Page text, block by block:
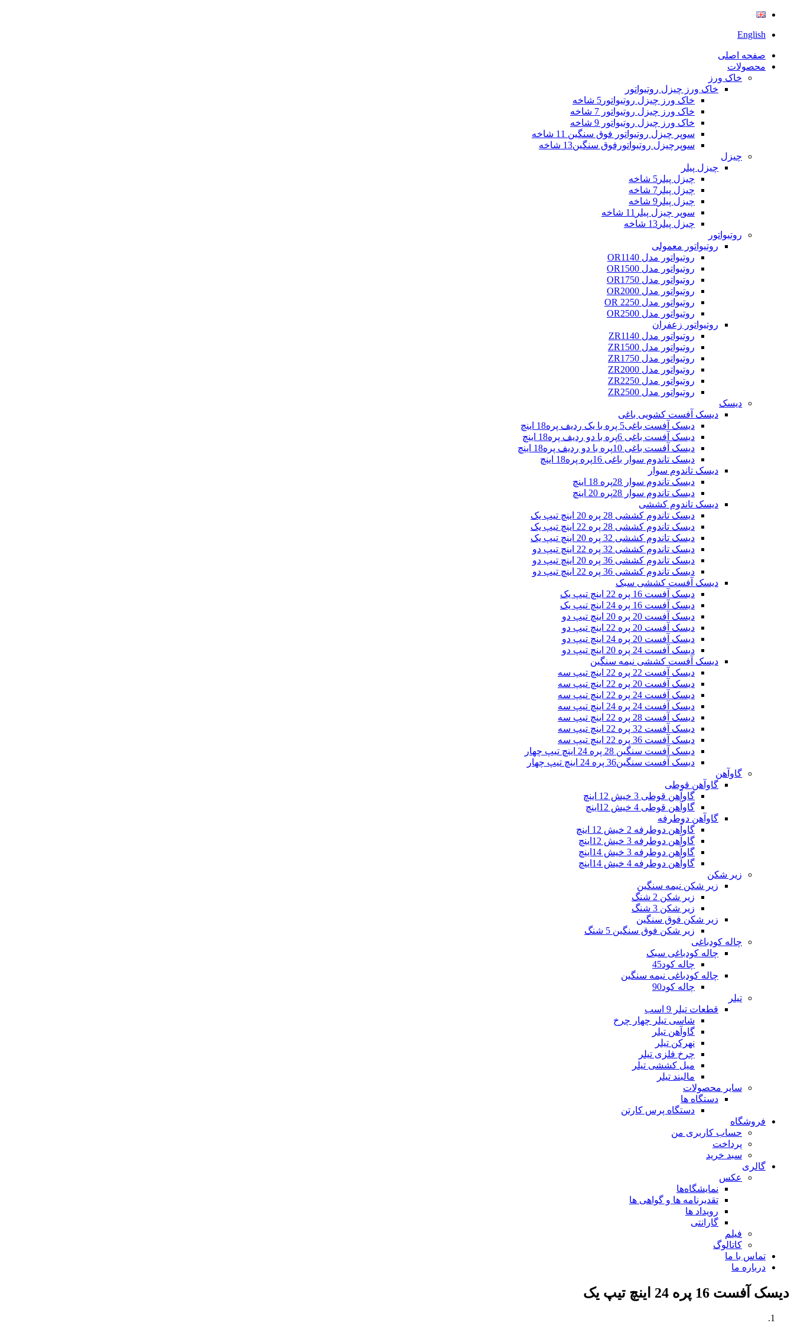
English
صفحه اصلی
محصولات
خاک ورز
خاک ورز چیزل روتیواتور
خاک ورز چیزل روتیواتور5 شاخه
خاک ورز چیزل روتیواتور 7 شاخه
خاک ورز چیزل روتیواتور 9 شاخه
سوپر چیزل روتیواتور فوق سنگین 11 شاخه
سوپرچیزل روتیواتورفوق سنگین13 شاخه
چیزل
چیزل پیلر
چیزل پیلر5 شاخه
چیزل پیلر7 شاخه
چیزل پیلر9 شاخه
سوپر چیزل پیلر11 شاخه
چیزل پیلر13 شاخه
روتیواتور
روتیواتور معمولی
روتیواتور مدل OR1140
روتیواتور مدل OR1500
روتیواتور مدل OR1750
روتیواتور مدل OR2000
روتیواتور مدل OR 2250
روتیواتور مدل OR2500
روتیواتور زعفران
روتیواتور مدل ZR1140
روتیواتور مدل ZR1500
روتیواتور مدل ZR1750
روتیواتور مدل ZR2000
روتیواتور مدل ZR2250
روتیواتور مدل ZR2500
دیسک
دیسک آفست کشویی باغی
دیسک آفست باغی5 پره با یک ردیف پره18 اینچ
دیسک آفست باغی 6پره با دو ردیف پره18 اینچ
دیسک آفست باغی 10پره با دو ردیف پره18 اینچ
دیسک تاندوم سوار باغی 16پره پره18 اینچ
دیسک تاندوم سوار
دیسک تاندوم سوار 28پره 18 اینچ
دیسک تاندوم سوار 28پره 20 اینچ
دیسک تاندوم کششی
دیسک تاندوم کششی 28 پره 20 اینچ تیپ یک
دیسک تاندوم کششی 28 پره 22 اینچ تیپ یک
دیسک تاندوم کششی 32 پره 20 اینچ تیپ یک
دیسک تاندوم کششی 32 پره 22 اینچ تیپ دو
دیسک تاندوم کششی 36 پره 20 اینچ تیپ دو
دیسک تاندوم کششی 36 پره 22 اینچ تیپ دو
دیسک آفست کششی سبک
دیسک آفست 16 پره 22 اینچ تیپ یک
دیسک آفست 16 پره 24 اینچ تیپ یک
دیسک آفست 20 پره 20 اینچ تیپ دو
دیسک آفست 20 پره 22 اینچ تیپ دو
دیسک آفست 20 پره 24 اینچ تیپ دو
دیسک آفست 24 پره 20 اینچ تیپ دو
دیسک آفست کششی نیمه سنگین
دیسک آفست 22 پره 22 اینچ تیپ سه
دیسک آفست 20 پره 22 اینچ تیپ سه
دیسک آفست 24 پره 22 اینچ تیپ سه
دیسک آفست 24 پره 24 اینچ تیپ سه
دیسک آفست 28 پره 22 اینچ تیپ سه
دیسک آفست 32 پره 22 اینچ تیپ سه
دیسک آفست 36 پره 22 اینچ تیپ سه
دیسک آفست سنگین 28 پره 24 اینچ تیپ چهار
دیسک آفست سنگین36 پره 24 اینچ تیپ چهار
گاوآهن
گاوآهن قوطی
گاوآهن قوطی 3 خیش 12 اینچ
گاوآهن قوطی 4 خیش 12اینچ
گاوآهن دوطرفه
گاوآهن دوطرفه 2 خیش 12 اینچ
گاوآهن دوطرفه 3 خیش 12اینچ
گاوآهن دوطرفه 3 خیش 14اینچ
گاوآهن دوطرفه 4 خیش 14اینچ
زیر شکن
زیر شکن نیمه سنگین
زیر شکن 2 شنگ
زیر شکن 3 شنگ
زیر شکن فوق سنگین
زیر شکن فوق سنگین 5 شنگ
چاله کودباغی
چاله کودباغی سبک
چاله کود45
چاله کودباغی نیمه سنگین
چاله کود90
تیلر
قطعات تیلر 9 اسب
شاسی تیلر چهار چرخ
گاوآهن تیلر
نهرکن تیلر
چرخ فلزی تیلر
میل کششی تیلر
مالبند تیلر
سایر محصولات
دستگاه ها
دستگاه پرس کارتن
فروشگاه
حساب کاربری من
پرداخت
سبد خرید
گالری
عکس
نمایشگاه‌ها
تقدیرنامه ها و گواهی ها
رویداد ها
گارانتی
فیلم
کاتالوگ
تماس با ما
درباره ما
دیسک آفست 16 پره 24 اینچ تیپ یک